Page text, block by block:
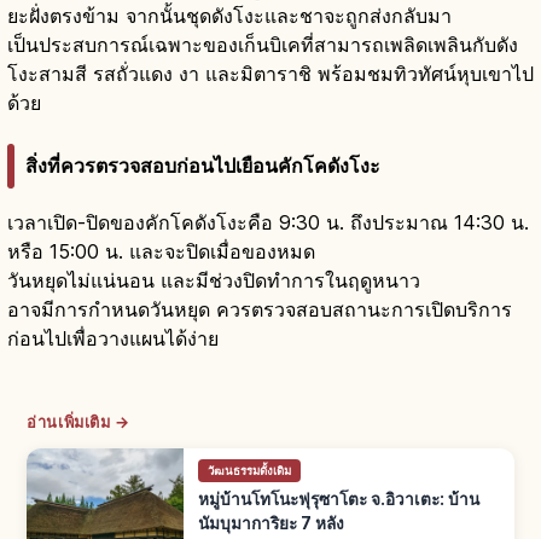
ยะฝั่งตรงข้าม จากนั้นชุดดังโงะและชาจะถูกส่งกลับมา
เป็นประสบการณ์เฉพาะของเก็นบิเคที่สามารถเพลิดเพลินกับดัง
โงะสามสี รสถั่วแดง งา และมิตาราชิ พร้อมชมทิวทัศน์หุบเขาไป
ด้วย
สิ่งที่ควรตรวจสอบก่อนไปเยือนคักโคดังโงะ
เวลาเปิด-ปิดของคักโคดังโงะคือ 9:30 น. ถึงประมาณ 14:30 น.
หรือ 15:00 น. และจะปิดเมื่อของหมด
วันหยุดไม่แน่นอน และมีช่วงปิดทำการในฤดูหนาว
อาจมีการกำหนดวันหยุด ควรตรวจสอบสถานะการเปิดบริการ
ก่อนไปเพื่อวางแผนได้ง่าย
อ่านเพิ่มเติม →
วัฒนธรรมดั้งเดิม
หมู่บ้านโทโนะฟุรุซาโตะ จ.อิวาเตะ: บ้าน
นัมบุมาการิยะ 7 หลัง